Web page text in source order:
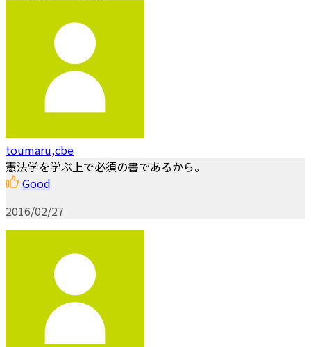
toumaru,cbe
憲法学を学ぶ上で必須の書であるから。
Good
2016/02/27